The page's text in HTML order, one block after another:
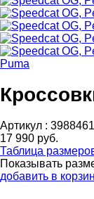
Puma
Артикул :
17 990 руб.
Таблица
Показывать
добавить в